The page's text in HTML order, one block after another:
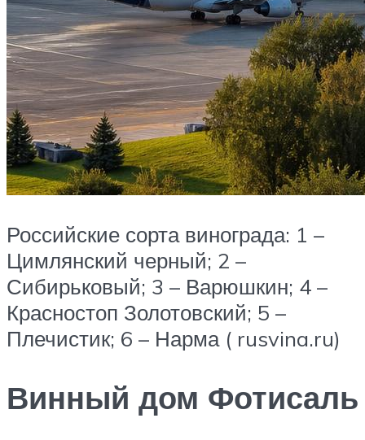
Российские сорта винограда: 1 –
Цимлянский черный; 2 –
Сибирьковый; 3 – Варюшкин; 4 –
Красностоп Золотовский; 5 –
Плечистик; 6 – Нарма ( rusvina.ru)
Винный дом Фотисаль